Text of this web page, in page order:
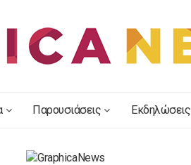
Παρουσιάσεις Εκδηλώσεις